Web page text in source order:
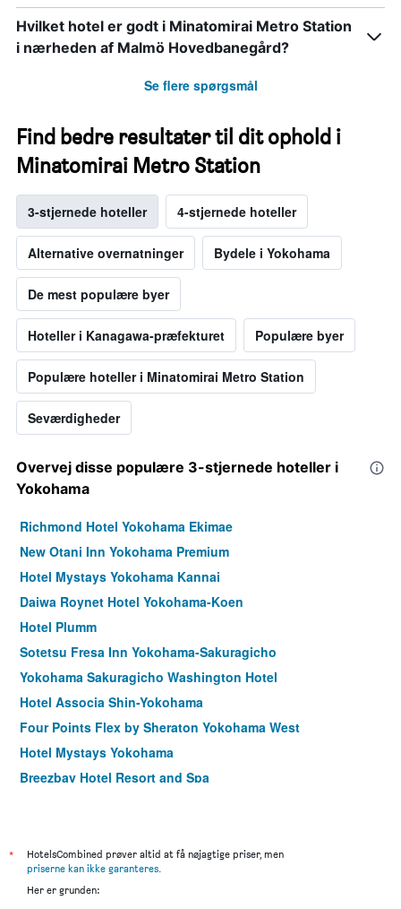
Hvilket hotel er godt i Minatomirai Metro Station
i nærheden af Malmö Hovedbanegård?
Se flere spørgsmål
Find bedre resultater til dit ophold i
Minatomirai Metro Station
3-stjernede hoteller 4-stjernede hoteller
Alternative overnatninger Bydele i Yokohama
De mest populære byer
Hoteller i Kanagawa-præfekturet Populære byer
Populære hoteller i Minatomirai Metro Station
Seværdigheder
Overvej disse populære 3-stjernede hoteller i
Yokohama
Richmond Hotel Yokohama Ekimae
New Otani Inn Yokohama Premium
Hotel Mystays Yokohama Kannai
Daiwa Roynet Hotel Yokohama-Koen
Hotel Plumm
Sotetsu Fresa Inn Yokohama-Sakuragicho
Yokohama Sakuragicho Washington Hotel
Hotel Associa Shin-Yokohama
Four Points Flex by Sheraton Yokohama West
Hotel Mystays Yokohama
Breezbay Hotel Resort and Spa
Yokohama Minatomirai Manyo Club
Rose Hotel Yokohama, WorldHotels Distinctive
*
HotelsCombined prøver altid at få nøjagtige priser, men
priserne kan ikke garanteres.
Her er grunden: